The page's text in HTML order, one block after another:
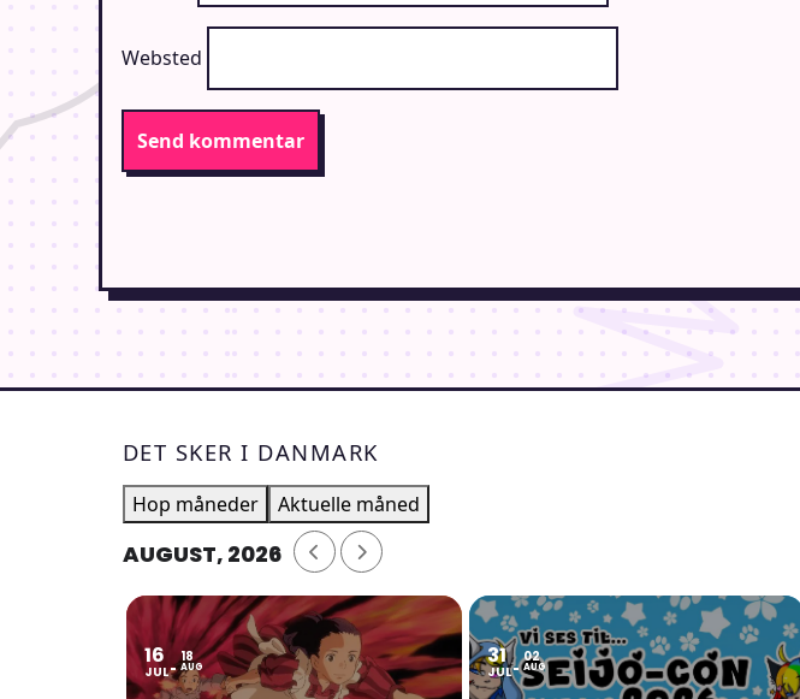
Websted
DET SKER I DANMARK
Hop måneder Aktuelle måned
AUGUST, 2026
16
JUL
18
AUG 31
JUL
02
AUG